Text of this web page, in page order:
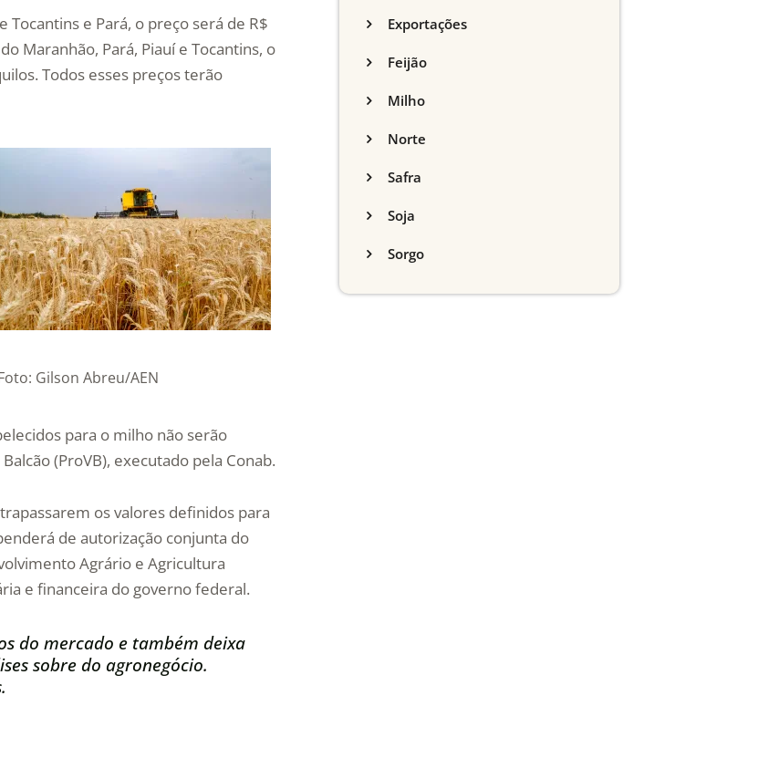
e Pará, o preço será de R$
Maranhão, Pará, Piauí e Tocantins, o
Todos esses preços terão
Gilson Abreu/AEN
para o milho não serão
(ProVB), executado pela Conab.
os valores definidos para
de autorização conjunta do
Agrário e Agricultura
e financeira do governo federal.
do mercado e também deixa
sobre do agronegócio.
Exportações
Feijão
Milho
Norte
Safra
Soja
Sorgo